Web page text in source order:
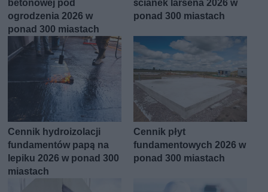
betonowej pod
ogrodzenia 2026 w
ponad 300 miastach
ścianek larsena 2026 w
ponad 300 miastach
Cennik hydroizolacji
fundamentów papą na
lepiku 2026 w ponad 300
miastach
Cennik płyt
fundamentowych 2026 w
ponad 300 miastach